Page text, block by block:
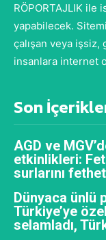
RÖPORTAJLIK
yapabilecek.
çalışan veya işsiz,
insanlara internet
Son
AGD ve
etkinlikleri:
surlarını
Dünyaca ünlü
Türkiye’ye
selamladı,